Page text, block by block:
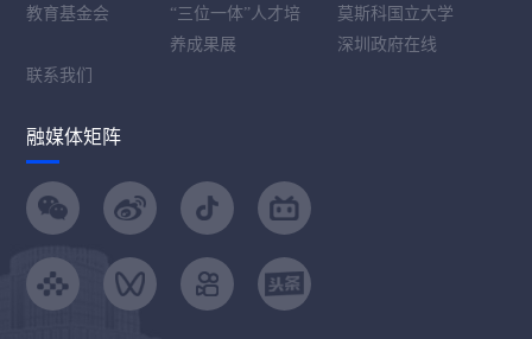
教育基金会
“三位一体”人才培
养成果展
联系我们
莫斯科国立大学
深圳政府在线
融媒体矩阵